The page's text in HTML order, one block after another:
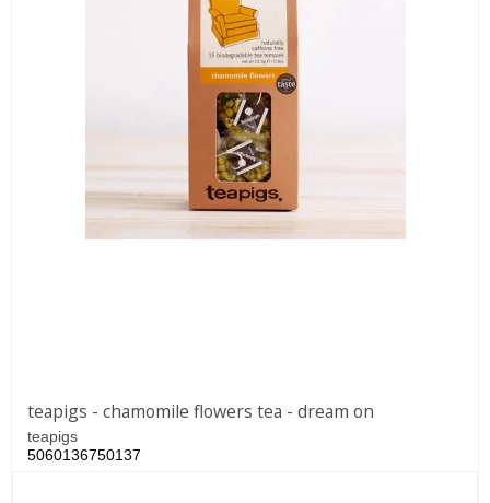
teapigs - chamomile flowers tea - dream on
teapigs
5060136750137